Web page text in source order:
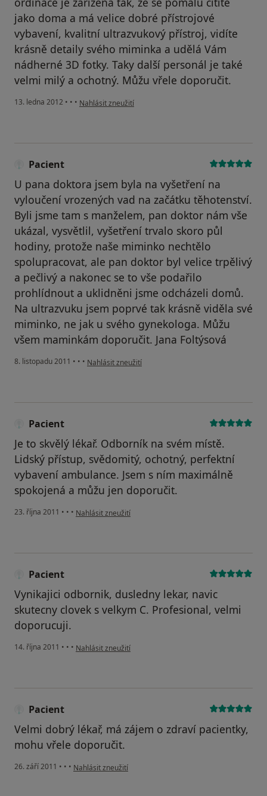
jako doma a má velice dobré přístrojové
vybavení, kvalitní ultrazvukový přístroj, vidíte
krásně detaily svého miminka a udělá Vám
nádherné 3D fotky. Taky další personál je také
velmi milý a ochotný. Můžu vřele doporučit.
13. ledna 2012 • • • podle názoru uživatele Váš účet byl odstraněn
Nahlásit zneužití
Pacient
U pana doktora jsem byla na vyšetření na
vyloučení vrozených vad na začátku těhotenství.
Byli jsme tam s manželem, pan doktor nám vše
ukázal, vysvětlil, vyšetření trvalo skoro půl
hodiny, protože naše miminko nechtělo
spolupracovat, ale pan doktor byl velice trpělivý
a pečlivý a nakonec se to vše podařilo
prohlídnout a uklidněni jsme odcházeli domů.
Na ultrazvuku jsem poprvé tak krásně viděla své
miminko, ne jak u svého gynekologa. Můžu
všem maminkám doporučit. Jana Foltýsová
8. listopadu 2011 • • • podle názoru uživatele Pacient
Nahlásit zneužití
Pacient
Je to skvělý lékař. Odborník na svém místě.
Lidský přístup, svědomitý, ochotný, perfektní
vybavení ambulance. Jsem s ním maximálně
spokojená a můžu jen doporučit.
23. října 2011 • • • podle názoru uživatele Pacient
Nahlásit zneužití
Pacient
Vynikajici odbornik, dusledny lekar, navic
skutecny clovek s velkym C. Profesional, velmi
doporucuji.
14. října 2011 • • • podle názoru uživatele Pacient
Nahlásit zneužití
Pacient
Velmi dobrý lékař, má zájem o zdraví pacientky,
mohu vřele doporučit.
26. září 2011 • • • podle názoru uživatele Pacient
Nahlásit zneužití